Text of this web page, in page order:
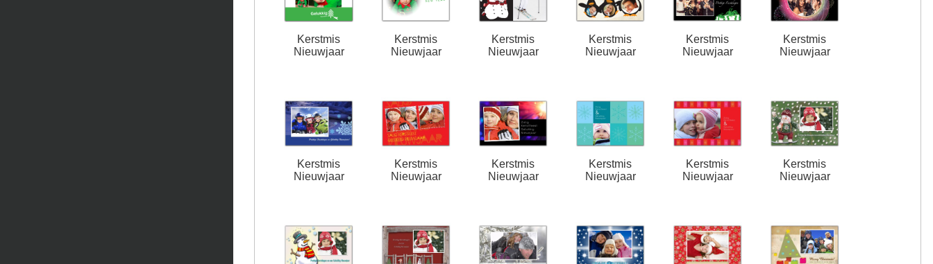
Kerstmis
Nieuwjaar
Kerstmis
Nieuwjaar
Kerstmis
Nieuwjaar
Kerstmis
Nieuwjaar
Kerstmis
Nieuwjaar
Kerstmis
Nieuwjaar
Kerstmis
Nieuwjaar
Kerstmis
Nieuwjaar
Kerstmis
Nieuwjaar
Kerstmis
Nieuwjaar
Kerstmis
Nieuwjaar
Kerstmis
Nieuwjaar